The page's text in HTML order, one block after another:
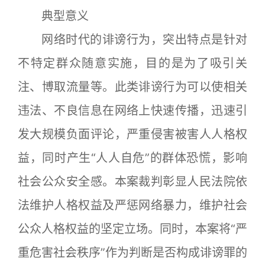
典型意义
网络时代的诽谤行为，突出特点是针对
不特定群众随意实施，目的是为了吸引关
注、博取流量等。此类诽谤行为可以使相关
违法、不良信息在网络上快速传播，迅速引
发大规模负面评论，严重侵害被害人人格权
益，同时产生“人人自危”的群体恐慌，影响
社会公众安全感。本案裁判彰显人民法院依
法维护人格权益及严惩网络暴力，维护社会
公众人格权益的坚定立场。同时，本案将“严
重危害社会秩序”作为判断是否构成诽谤罪的